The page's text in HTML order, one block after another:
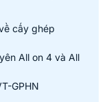
cấy ghép
All on 4 và All
GPHN